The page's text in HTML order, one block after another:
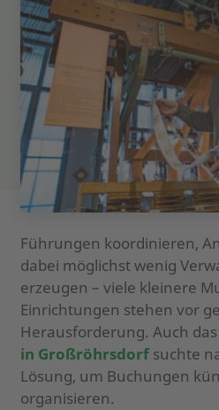
Führungen koordinieren,
dabei möglichst wenig
erzeugen – viele kleinere
Einrichtungen stehen vor
Herausforderung. Auch das
in Großröhrsdorfsuchte
Lösung, um Buchungen
organisieren.